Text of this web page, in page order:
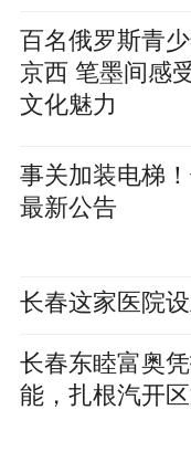
百名俄罗斯青
京西 笔墨间感受中华传统
文化魅力
事关加装电梯
最新公告
长春这家医院
长春东睦富奥
能，扎根汽开